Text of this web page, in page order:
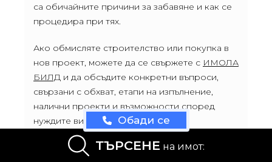
са обичайните причини за забавяне и как се
процедира при тях.
Ако обмисляте строителство или покупка в
нов проект, можете да се свържете с ИМОЛА
БИЛД и да обсъдите конкретни въпроси,
свързани с обхват, етапи на изпълнение,
налични проекти и възможности според
нуждите ви.
Финални насоки: какво трябва да
знаете преди подписване
ТЪРСЕНЕ на имот:
Обади се